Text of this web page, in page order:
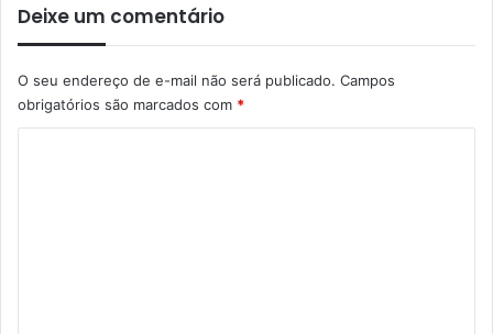
Deixe um comentário
O seu endereço de e-mail não será publicado. Campos
obrigatórios são marcados com *